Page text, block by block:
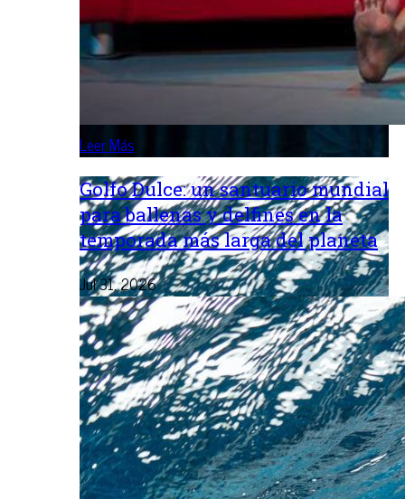
Leer Más
Golfo Dulce: un santuario mundial
para ballenas y delfines en la
temporada más larga del planeta
Jul 31, 2026